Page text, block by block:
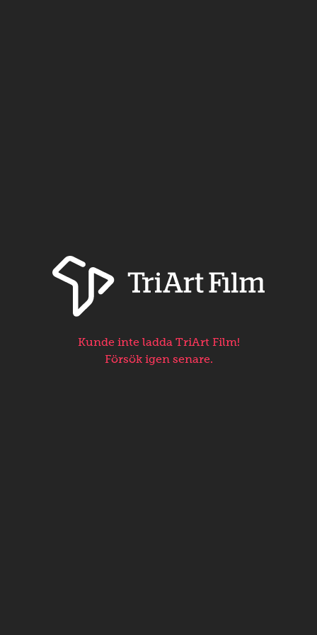
Kunde inte ladda TriArt Film!
Försök igen senare.